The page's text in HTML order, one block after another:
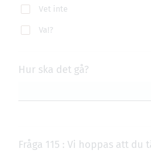
Vet inte
Va!?
Hur ska det gå?
Fråga 115 : Vi hoppas att du